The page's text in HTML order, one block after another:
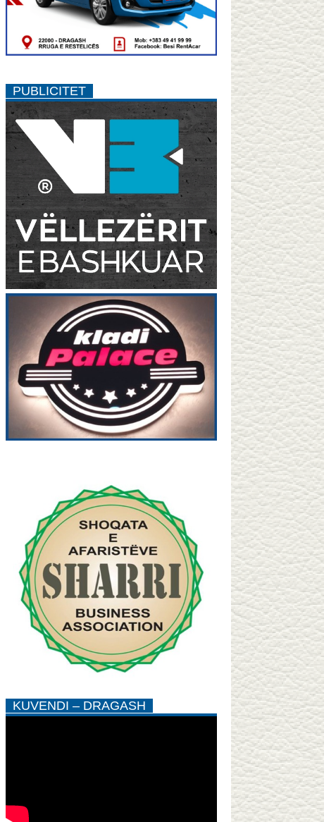
PUBLICITET
KUVENDI – DRAGASH